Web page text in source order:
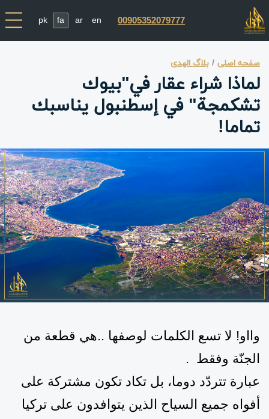
00905352079777
en
ar
fa
pk
صفحه اصلی بلاگ الهدی
لماذا شراء عقار في"بيوك
تشكمجة" في إسطنبول يناسبك
تماما!
وااو! لا تسع الكلمات لوصفها ..هي قطعة من
الجنّة وفقط .
عبارة تتردّد دوما، بل تكاد تكون مشتركة على
أفواه جميع السياح الذين يتوافدون على تركيا